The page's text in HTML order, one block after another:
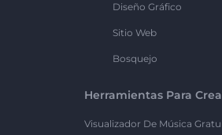
Diseño Gráfico
Sitio Web
Bosquejo
Herramientas Para
Visualizador De Música